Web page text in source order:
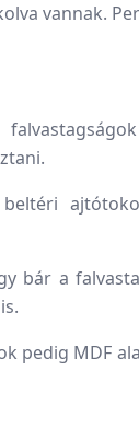
vannak.
bár a
pedig MDF